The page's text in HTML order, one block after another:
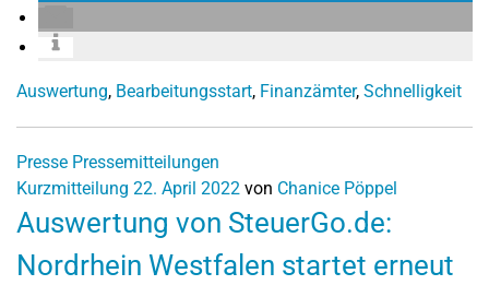
Auswertung, Bearbeitungsstart, Finanzämter, Schnelligkeit
Presse Pressemitteilungen
Kurzmitteilung 22. April 2022 von Chanice Pöppel
Auswertung von SteuerGo.de:
Nordrhein Westfalen startet erneut